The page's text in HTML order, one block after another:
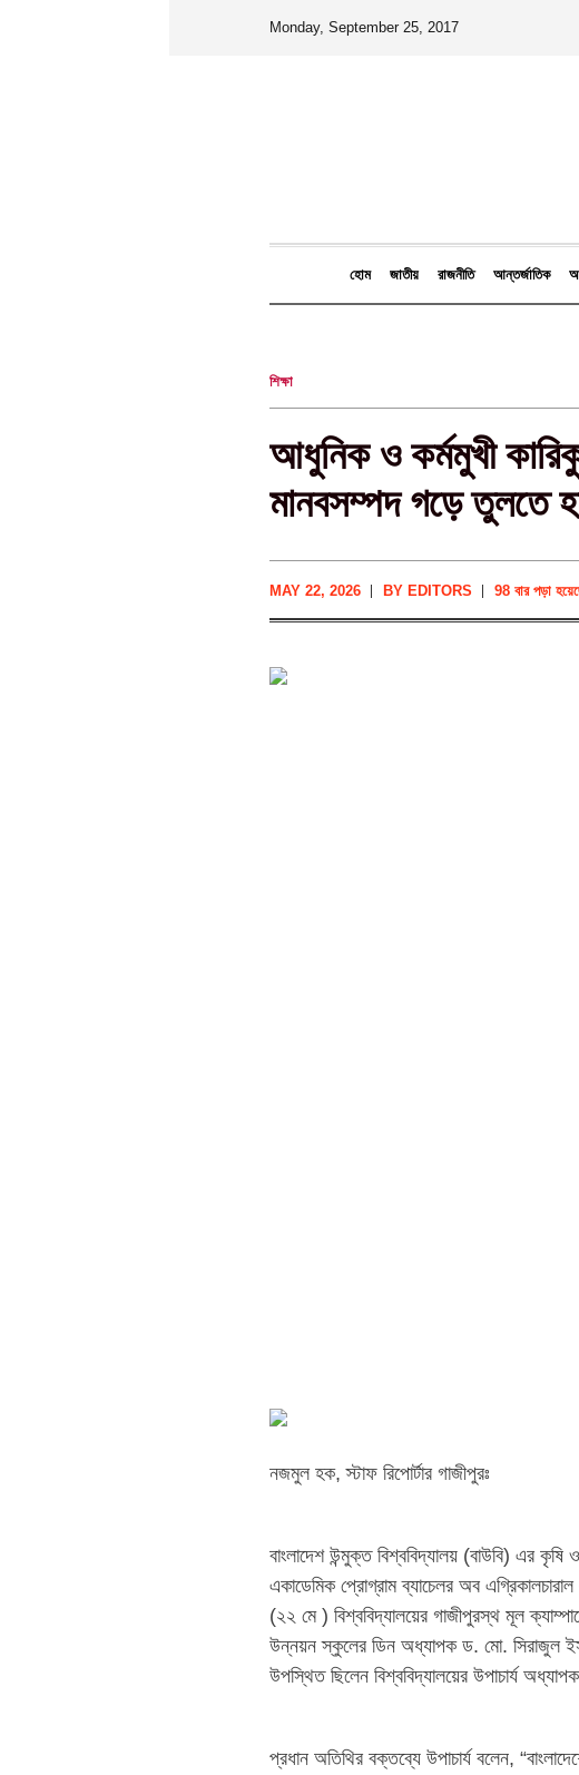
Monday, September 25, 2017
হোম জাতীয় রাজনীতি আন্তর্জাতিক
শিক্ষা
আধুনিক ও কর্মমুখী
মানবসম্পদ গড়ে তুলতে
MAY 22, 2026 BY EDITORS 98 বার পড়া
নজমুল হক, স্টাফ রিপোর্টার গাজীপুরঃ
বাংলাদেশ উন্মুক্ত বিশ্ববিদ্যালয় (বাউবি) এর
একাডেমিক প্রোগ্রাম ব্যাচেলর অব
(২২ মে ) বিশ্ববিদ্যালয়ের গাজীপুরস্থ মূল
উন্নয়ন স্কুলের ডিন অধ্যাপক ড. মো. সিরাজুল
উপস্থিত ছিলেন বিশ্ববিদ্যালয়ের উপাচার্য
প্রধান অতিথির বক্তব্যে উপাচার্য বলেন,